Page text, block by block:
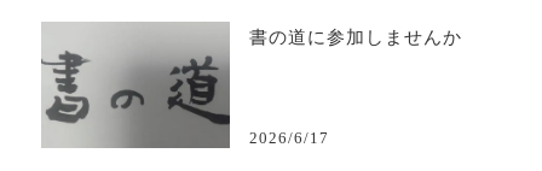
書の道に参加しませんか
2026/6/17